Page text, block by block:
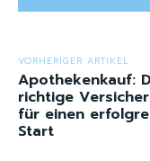
VORHERIGER ARTIKEL
Apothekenkauf:
richtige
für einen
Start